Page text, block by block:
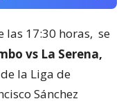
las 17:30 horas, se
vs La Serena,
la Liga de
Sánchez